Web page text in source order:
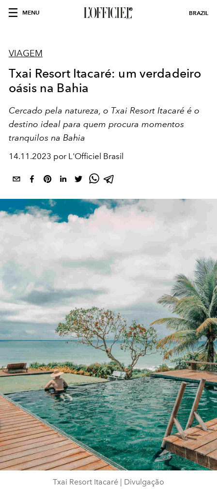
MENU BRAZIL
VIAGEM
Txai Resort Itacaré: um verdadeiro
oásis na Bahia
Cercado pela natureza, o Txai Resort Itacaré é o
destino ideal para quem procura momentos
tranquilos na Bahia
14.11.2023 por L'Officiel Brasil
Txai Resort Itacaré | Divulgação